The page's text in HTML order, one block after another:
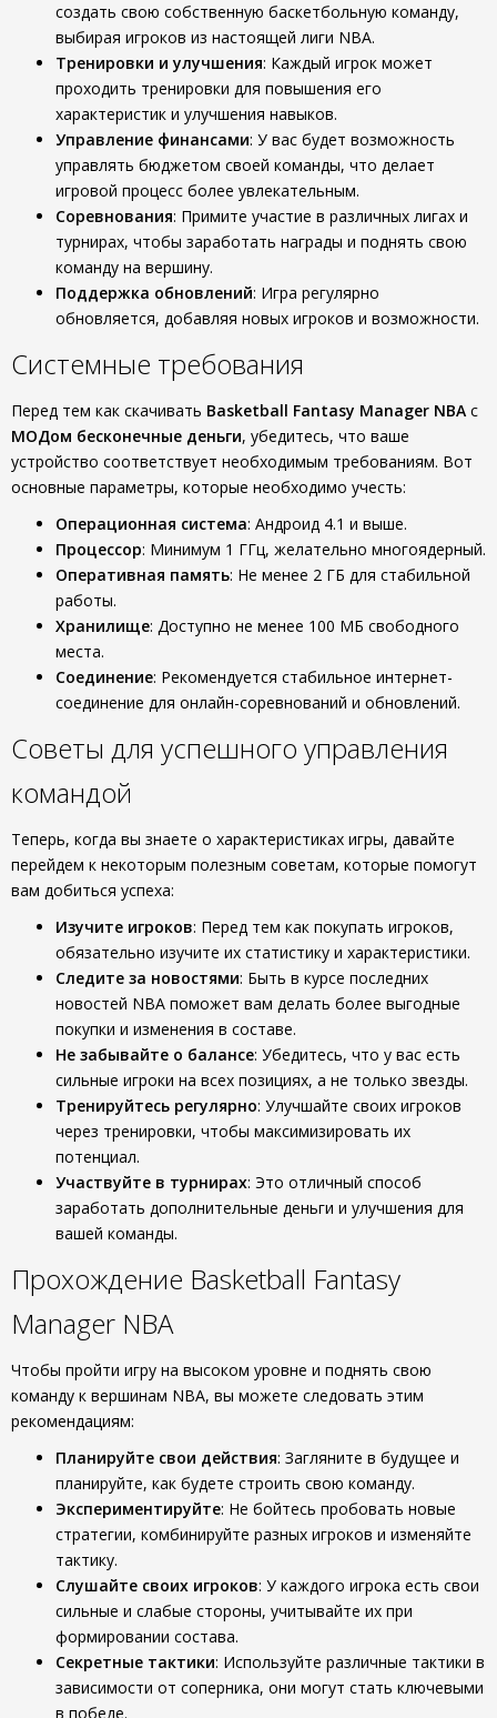
создать свою собственную баскетбольную команду,
выбирая игроков из настоящей лиги NBA.
Тренировки и улучшения: Каждый игрок может
проходить тренировки для повышения его
характеристик и улучшения навыков.
Управление финансами: У вас будет возможность
управлять бюджетом своей команды, что делает
игровой процесс более увлекательным.
Соревнования: Примите участие в различных лигах и
турнирах, чтобы заработать награды и поднять свою
команду на вершину.
Поддержка обновлений: Игра регулярно
обновляется, добавляя новых игроков и возможности.
Системные требования
Перед тем как скачивать Basketball Fantasy Manager NBA с
МОДом бесконечные деньги, убедитесь, что ваше
устройство соответствует необходимым требованиям. Вот
основные параметры, которые необходимо учесть:
Операционная система: Андроид 4.1 и выше.
Процессор: Минимум 1 ГГц, желательно многоядерный.
Оперативная память: Не менее 2 ГБ для стабильной
работы.
Хранилище: Доступно не менее 100 МБ свободного
места.
Соединение: Рекомендуется стабильное интернет-
соединение для онлайн-соревнований и обновлений.
Советы для успешного управления
командой
Теперь, когда вы знаете о характеристиках игры, давайте
перейдем к некоторым полезным советам, которые помогут
вам добиться успеха:
Изучите игроков: Перед тем как покупать игроков,
обязательно изучите их статистику и характеристики.
Следите за новостями: Быть в курсе последних
новостей NBA поможет вам делать более выгодные
покупки и изменения в составе.
Не забывайте о балансе: Убедитесь, что у вас есть
сильные игроки на всех позициях, а не только звезды.
Тренируйтесь регулярно: Улучшайте своих игроков
через тренировки, чтобы максимизировать их
потенциал.
Участвуйте в турнирах: Это отличный способ
заработать дополнительные деньги и улучшения для
вашей команды.
Прохождение Basketball Fantasy
Manager NBA
Чтобы пройти игру на высоком уровне и поднять свою
команду к вершинам NBA, вы можете следовать этим
рекомендациям:
Планируйте свои действия: Загляните в будущее и
планируйте, как будете строить свою команду.
Экспериментируйте: Не бойтесь пробовать новые
стратегии, комбинируйте разных игроков и изменяйте
тактику.
Слушайте своих игроков: У каждого игрока есть свои
сильные и слабые стороны, учитывайте их при
формировании состава.
Секретные тактики: Используйте различные тактики в
зависимости от соперника, они могут стать ключевыми
в победе.